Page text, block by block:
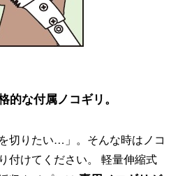
的な付属ノコギリ。
切りたい…」。そんな時はノコ
付けてください。 軽量伸縮式